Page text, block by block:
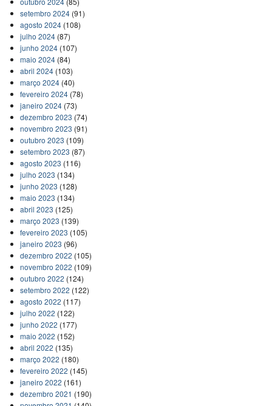
setembro 2024(91)
agosto 2024(108)
julho 2024(87)
junho 2024(107)
maio 2024(84)
abril 2024(103)
março 2024(40)
fevereiro 2024(78)
janeiro 2024(73)
dezembro 2023 (74)
novembro 2023 (91)
outubro 2023 (109)
setembro 2023 (87)
agosto 2023 (116)
julho 2023 (134)
junho 2023 (128)
maio 2023 (134)
abril 2023 (125)
março 2023 (139)
fevereiro 2023 (105)
janeiro 2023 (96)
dezembro 2022 (105)
novembro 2022 (109)
outubro 2022 (124)
setembro 2022 (122)
agosto 2022 (117)
julho 2022 (122)
junho 2022 (177)
maio 2022 (152)
abril 2022 (135)
março 2022 (180)
fevereiro 2022 (145)
janeiro 2022 (161)
dezembro 2021 (190)